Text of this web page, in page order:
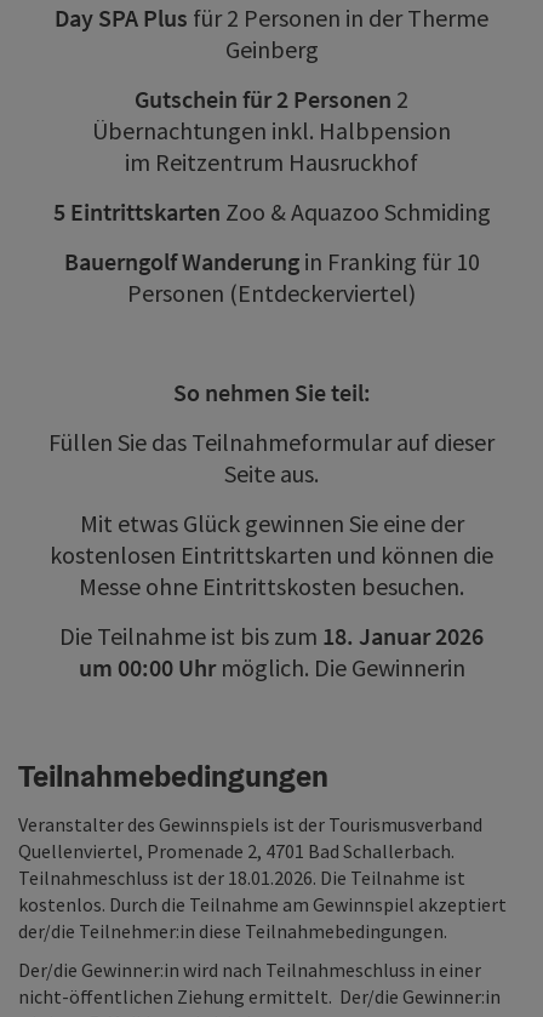
Day SPA Plus für 2 Personen in der Therme
Geinberg
Gutschein für 2 Personen 2
Übernachtungen inkl. Halbpension
im Reitzentrum Hausruckhof
5 Eintrittskarten Zoo & Aquazoo Schmiding
Bauerngolf Wanderungin Franking für 10
Personen (Entdeckerviertel)
So nehmen Sie teil:
Füllen Sie das Teilnahmeformular auf dieser
Seite aus.
Mit etwas Glück gewinnen Sie eine der
kostenlosen Eintrittskarten und können die
Messe ohne Eintrittskosten besuchen.
Die Teilnahme ist bis zum 18. Januar 2026
um 00:00 Uhrmöglich. Die Gewinnerin
Teilnahmebedingungen
Veranstalter des Gewinnspiels ist der Tourismusverband
Quellenviertel, Promenade 2, 4701 Bad Schallerbach.
Teilnahmeschluss ist der 18.01.2026. Die Teilnahme ist
kostenlos. Durch die Teilnahme am Gewinnspiel akzeptiert
der/die Teilnehmer:in diese Teilnahmebedingungen.
Der/die Gewinner:in wird nach Teilnahmeschluss in einer
nicht-öffentlichen Ziehung ermittelt. Der/die Gewinner:in